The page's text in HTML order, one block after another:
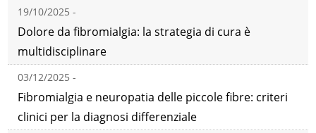
19/10/2025 -
Dolore da fibromialgia: la strategia di cura è
multidisciplinare
03/12/2025 -
Fibromialgia e neuropatia delle piccole fibre: criteri
clinici per la diagnosi differenziale